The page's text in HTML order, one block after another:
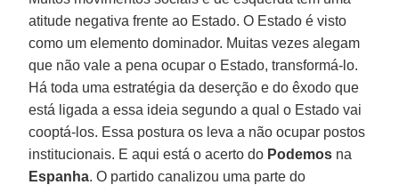
atitude negativa frente ao Estado. O Estado é visto
como um elemento dominador. Muitas vezes alegam
que não vale a pena ocupar o Estado, transformá-lo.
Há toda uma estratégia da deserção e do êxodo que
está ligada a essa ideia segundo a qual o Estado vai
cooptá-los. Essa postura os leva a não ocupar postos
institucionais. E aqui está o acerto do Podemos na
Espanha. O partido canalizou uma parte do